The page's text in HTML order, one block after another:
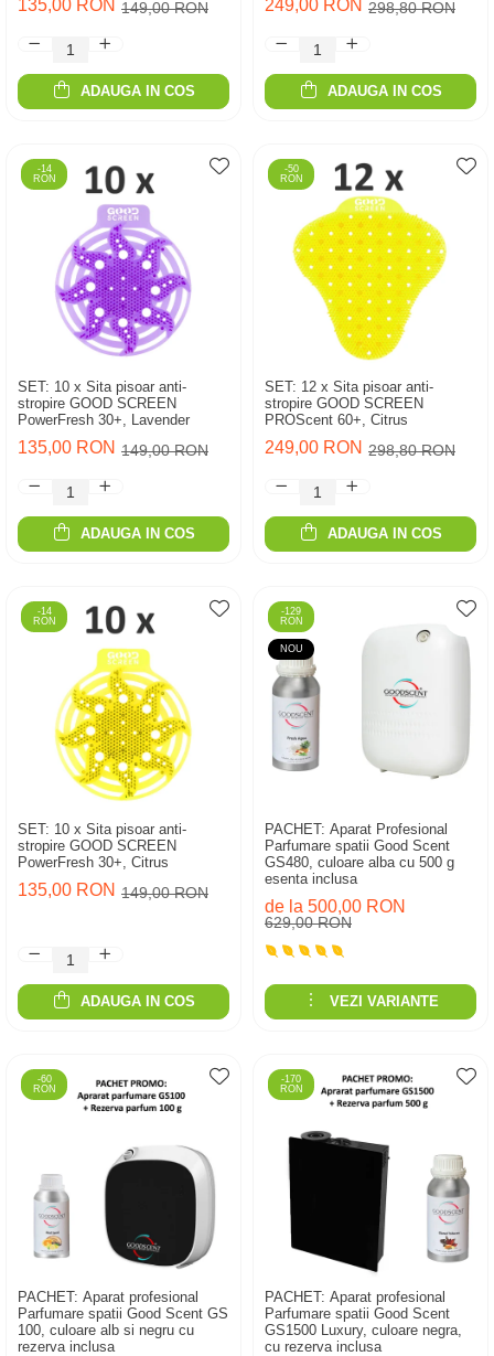
149,00 RON
135,00 RON
ADAUGA IN COS
298,80 RON
249,00 RON
ADAUGA IN COS
-14
RON
SET: 10 x Sita pisoar anti-
stropire GOOD SCREEN
PowerFresh 30+, Lavender
149,00 RON
135,00 RON
ADAUGA IN COS
-50
RON
SET: 12 x Sita pisoar anti-
stropire GOOD SCREEN
PROScent 60+, Citrus
298,80 RON
249,00 RON
ADAUGA IN COS
-14
RON
SET: 10 x Sita pisoar anti-
stropire GOOD SCREEN
PowerFresh 30+, Citrus
149,00 RON
135,00 RON
ADAUGA IN COS
-129
RON
NOU
PACHET: Aparat Profesional
Parfumare spatii Good Scent
GS480, culoare alba cu 500 g
esenta inclusa
629,00 RON
de la 500,00 RON
VEZI VARIANTE
-60
RON
PACHET: Aparat profesional
Parfumare spatii Good Scent GS
100, culoare alb si negru cu
rezerva inclusa
-170
RON
PACHET: Aparat profesional
Parfumare spatii Good Scent
GS1500 Luxury, culoare negra,
cu rezerva inclusa